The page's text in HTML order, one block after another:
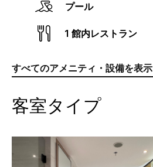
プール
1 館内レストラン
すべてのアメニティ・設備を表示
客室タイプ